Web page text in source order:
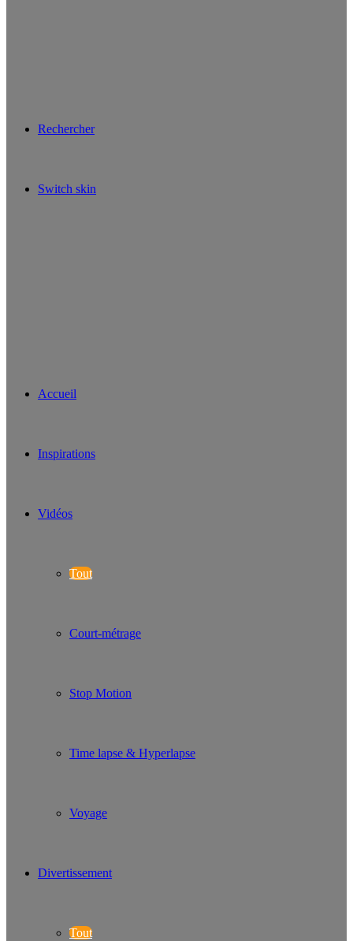
Rechercher
Switch skin
Accueil
Inspirations
Vidéos
Tout
Court-métrage
Stop Motion
Time lapse & Hyperlapse
Voyage
Divertissement
Tout